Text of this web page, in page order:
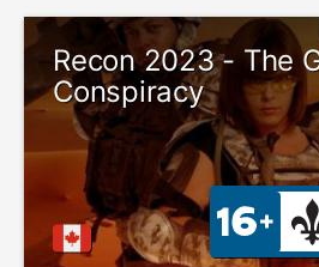
Recon 2023 - The
Conspiracy